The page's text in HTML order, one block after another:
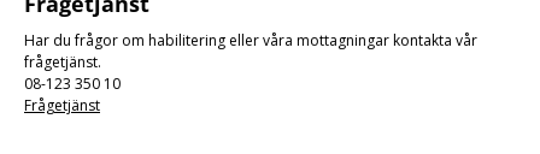
Har du frågor om habilitering eller våra mottagningar kontakta vår
frågetjänst.
08-123 350 10
Frågetjänst